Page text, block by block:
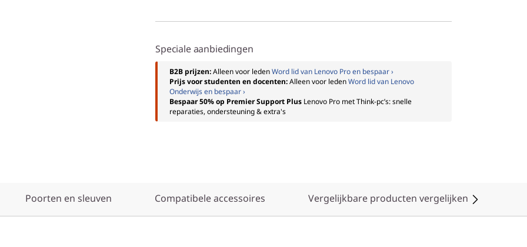
Speciale aanbiedingen
B2B prijzen:Alleen voor ledenWord lid van Lenovo Pro en bespaar ›
Prijs voor studenten en docenten:Alleen voor ledenWord lid van Lenovo
Onderwijs en bespaar ›
Bespaar 50% op Premier Support Plus Lenovo Pro met Think-pc’s: snelle
reparaties, ondersteuning & extra's
Poorten en sleuven Compatibele accessoires Vergelijkbare producten vergelijken